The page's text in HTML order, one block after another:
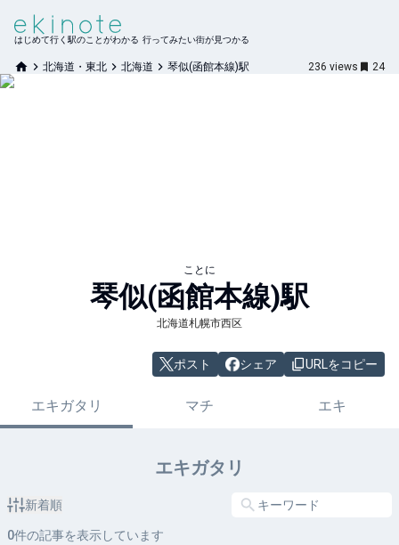
はじめて行く駅のことがわかる 行ってみたい街が見つかる
北海道・東北 北海道 琴似(函館本線)駅 236 views 24
ことに
琴似(函館本線)駅
北海道札幌市西区
ポスト シェア URLをコピー
エキガタリ マチ エキ
エキガタリ
新着順
0件の記事を表示しています